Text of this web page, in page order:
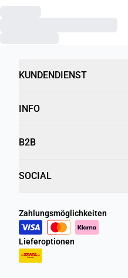
KUNDENDIENST
INFO
B2B
SOCIAL
Zahlungsmöglichkeiten
Lieferoptionen